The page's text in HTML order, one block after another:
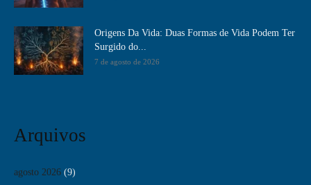
Origens Da Vida: Duas Formas de Vida Podem Ter
Surgido do...
7 de agosto de 2026
Arquivos
agosto 2026 (9)